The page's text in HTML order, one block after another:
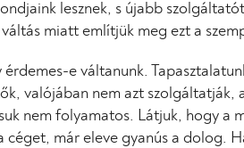
lesznek, s újabb
miatt említjük meg ezt a
e váltanunk.
valójában nem azt
nem folyamatos. Látjuk, hogy a
céget, már eleve gyanús a dolog.